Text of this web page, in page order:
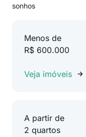
sonhos
Menos de
R$ 600.000
Veja imóveis
A partir de
2 quartos